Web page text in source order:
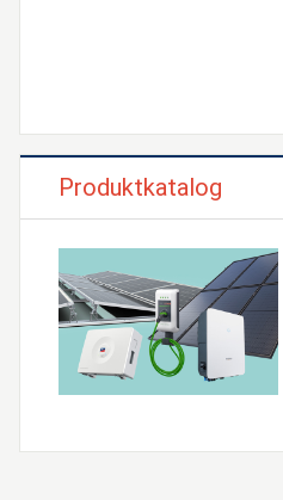
Produktkatalog